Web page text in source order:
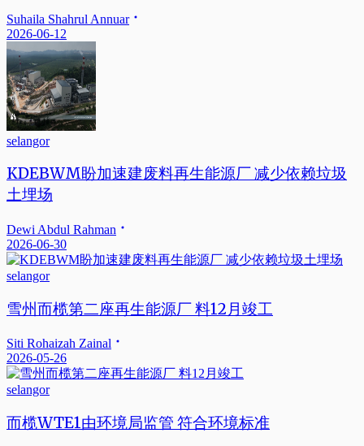
Suhaila Shahrul Annuar
2026-06-12
selangor
KDEBWM盼加速建废料再生能源厂 减少依赖垃圾
土埋场
Dewi Abdul Rahman
2026-06-30
selangor
雪州而榄第二座再生能源厂 料12月竣工
Siti Rohaizah Zainal
2026-05-26
selangor
而榄WTE1由环境局监管 符合环境标准